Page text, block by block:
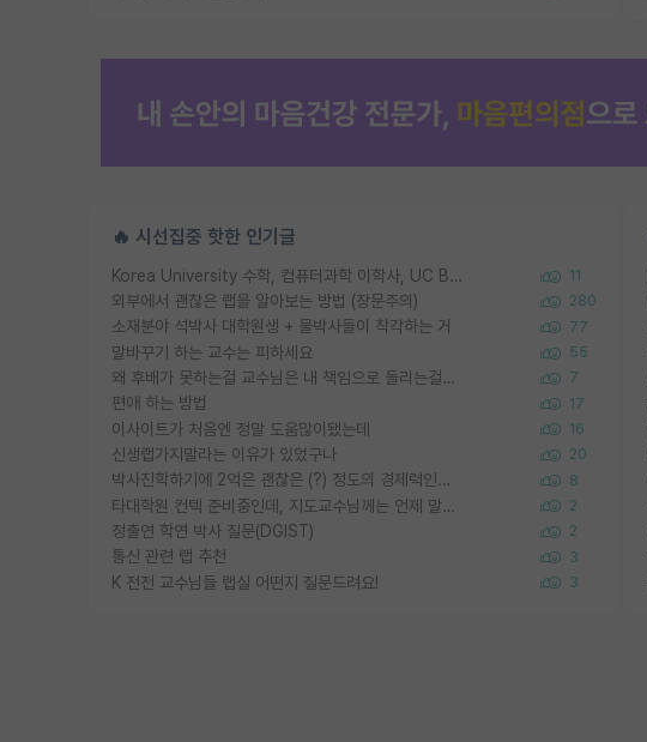
🔥 시선집중 핫한 인기글
Korea University 수학, 컴퓨터과학 이학사, UC Berkeley 산업공학 대학원 공학박사가 되는 것은 쉽지 않겠죠? 11
외부에서 괜찮은 랩을 알아보는 방법 (장문주의) 280
소재분야 석박사 대학원생 + 물박사들이 착각하는 거 77
말바꾸기 하는 교수는 피하세요 55
왜 후배가 못하는걸 교수님은 내 책임으로 돌리는걸까요? 7
편애 하는 방법 17
이사이트가 처음엔 정말 도움많이됐는데 16
신생랩가지말라는 이유가 있었구나 20
박사진학하기에 2억은 괜찮은 (?) 정도의 경제력인가요 8
타대학원 컨텍 준비중인데, 지도교수님께는 언제 말씀드려야 할까요? 2
정출연 학연 박사 질문(DGIST) 2
통신 관련 랩 추천 3
K 전전 교수님들 랩실 어떤지 질문드려요! 3